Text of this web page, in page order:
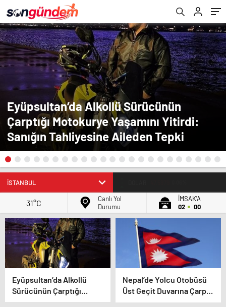
Eyüpsultan’da Alkollü Sürücünün
Çarptığı Motokurye Yaşamını Yitirdi:
Sanığın Tahliyesine Aileden Tepki
31°C
Canlı Yol
Durumu
İMSAK'A
02
00
Eyüpsultan’da Alkollü
Sürücünün Çarptığı
Motokurye Yaşamını
Nepal’de Yolcu Otobüsü
Üst Geçit Duvarına Çarptı:
1 Ölü, 19 Yaralı